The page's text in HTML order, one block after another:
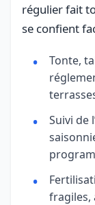
régulier fait
se confient
Tonte,
Suivi de
fragiles,